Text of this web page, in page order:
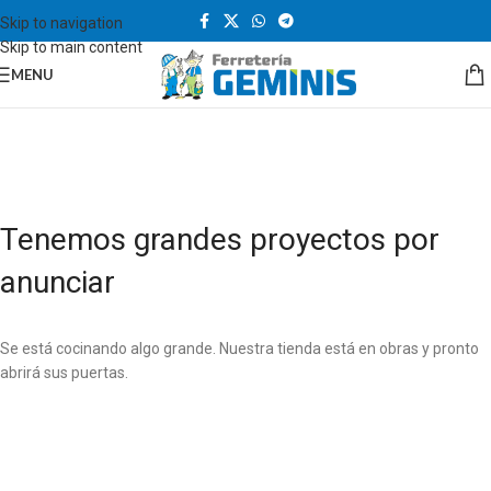
Skip to navigation
Skip to main content
MENU
Tenemos grandes proyectos por
anunciar
Se está cocinando algo grande. Nuestra tienda está en obras y pronto
abrirá sus puertas.